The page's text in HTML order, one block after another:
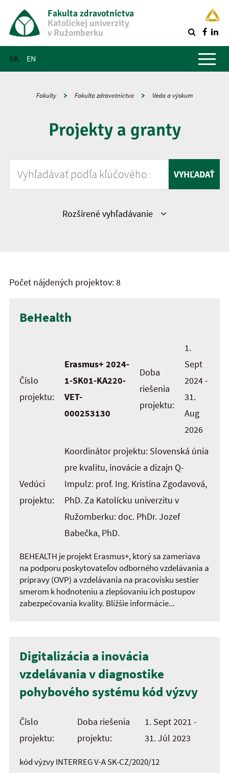
Fakulta zdravotníctva
Katolíckej univerzity
v Ružomberku
SK EN
Hlavné menu
Fakulty Fakulta zdravotníctva Veda a výskum
Projekty a granty
Vyhľadávať podľa kľúčového slova
VYHĽADAŤ
Zobraziť
Rozšírené vyhľadávanie
Počet nájdených projektov: 8
BeHealth
Číslo
projektu:
Erasmus+ 2024-
1-SK01-KA220-
VET-
000253130
Doba
riešenia
projektu:
1.
Sept
2024 -
31.
Aug
2026
Vedúci
projektu:
Koordinátor projektu: Slovenská únia
pre kvalitu, inovácie a dizajn Q-
Impulz: prof. Ing. Kristína Zgodavová,
PhD. Za Katolícku univerzitu v
Ružomberku: doc. PhDr. Jozef
Babečka, PhD.
BEHEALTH je projekt Erasmus+, ktorý sa zameriava
na podporu poskytovateľov odborného vzdelávania a
prípravy (OVP) a vzdelávania na pracovisku sestier
smerom k hodnoteniu a zlepšovaniu ich postupov
zabezpečovania kvality. Bližšie informácie...
Digitalizácia a inovácia
vzdelávania v diagnostike
pohybového systému kód výzvy
Číslo
projektu:
Doba riešenia
projektu:
1. Sept 2021 -
31. Júl 2023
kód výzvy INTERREG V-A SK-CZ/2020/12